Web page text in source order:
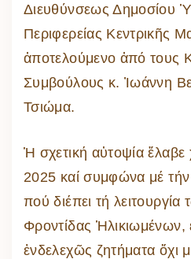
Διευθύνσεως Δημοσίου
Περιφερείας Κεντρικῆς
ἀποτελούμενο ἀπό τους
Συμβούλους κ. Ἰωάννη
Τσιώμα.
Ἡ σχετική αὐτοψία
2025 καί συμφώνα μέ τήν
πού διέπει τή
Φροντίδας Ἡλικιωμένων,
ἐνδελεχῶς ζητήματα ὄχι